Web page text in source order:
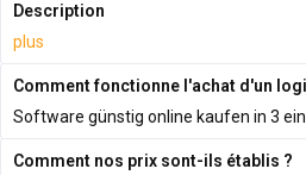
Description
plus
Comment fonctionne l'achat d'un
Software günstig online kaufen in 3
Comment nos prix sont-ils établis ?